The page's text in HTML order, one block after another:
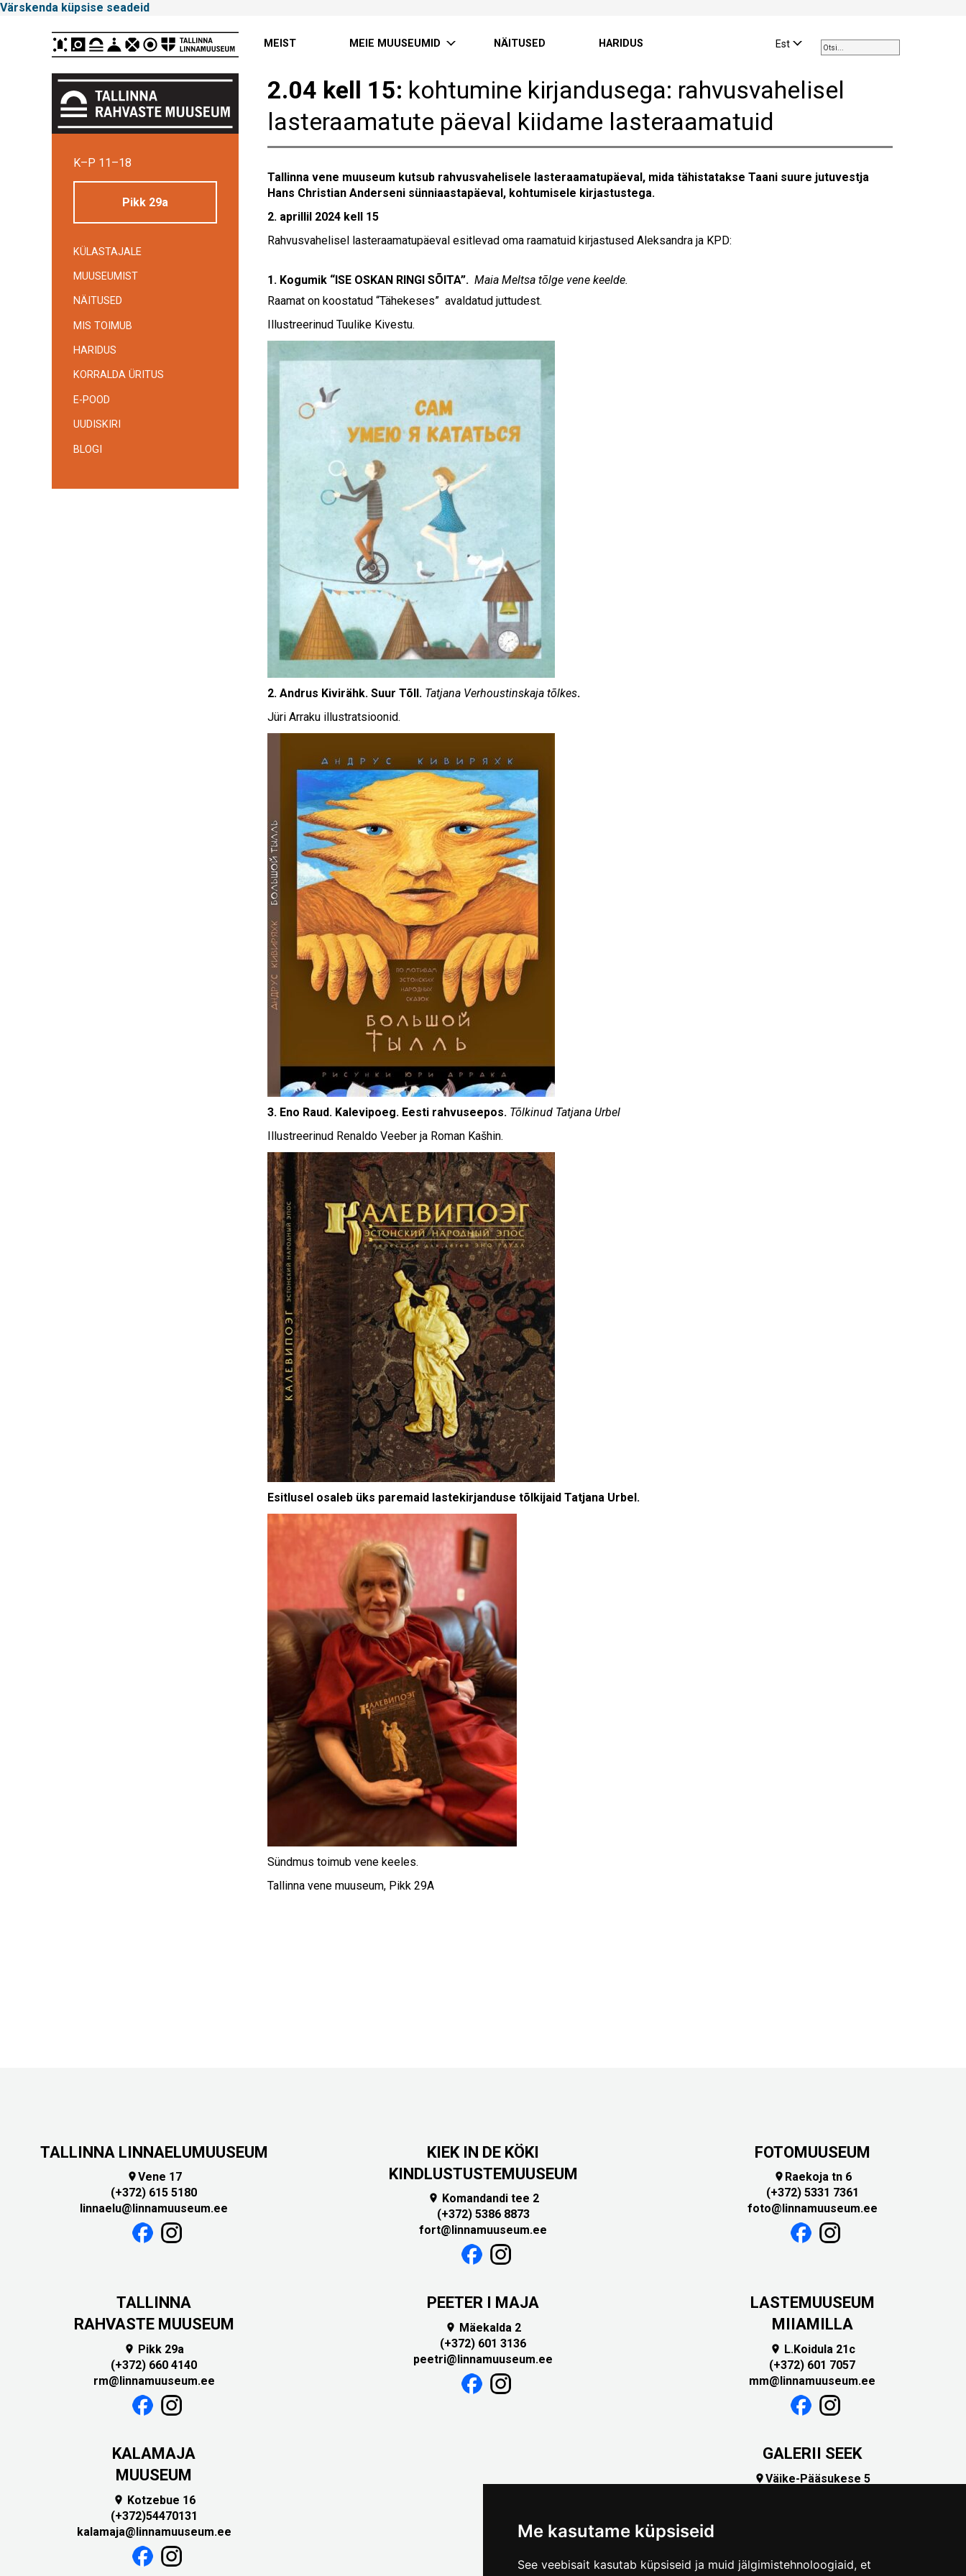
Me kasutame küpsiseid
See veebisait kasutab küpsiseid ja muid jälgimistehnoloogiaid, et
Värskenda küpsise seadeid
Linnamuuseum
the
up
a
Est
MEIST MEIE MUUSEUMID NÄITUSED HARIDUS
K–P 11–18
Pikk 29a
KÜLASTAJALE
MUUSEUMIST
NÄITUSED
MIS TOIMUB
HARIDUS
KORRALDA ÜRITUS
E-POOD
UUDISKIRI
BLOGI
2.04 kell 15: kohtumine kirjandusega: rahvusvahelisel
lasteraamatute päeval kiidame lasteraamatuid
Tallinna vene muuseum kutsub rahvusvahelisele lasteraamatupäeval, mida tähistatakse Taani suure jutuvestja
Hans Christian Anderseni sünniaastapäeval, kohtumisele kirjastustega.
2. aprillil 2024 kell 15
Rahvusvahelisel lasteraamatupäeval esitlevad oma raamatuid kirjastused Aleksandra ja KPD:
1. Kogumik “ISE OSKAN RINGI SÕITA”. Maia Meltsa tõlge vene keelde.
Raamat on koostatud “Tähekeses” avaldatud juttudest.
Illustreerinud Tuulike Kivestu.
2. Andrus Kivirähk. Suur Tõll. Tatjana Verhoustinskaja tõlkes.
Jüri Arraku illustratsioonid.
3. Eno Raud. Kalevipoeg. Eesti rahvuseepos. Tõlkinud Tatjana Urbel
Illustreerinud Renaldo Veeber ja Roman Kašhin.
Esitlusel osaleb üks paremaid lastekirjanduse tõlkijaid Tatjana Urbel.
Sündmus toimub vene keeles.
Tallinna vene muuseum, Pikk 29A
TALLINNA LINNAELUMUUSEUM
Vene 17
(+372) 615 5180
linnaelu@linnamuuseum.ee
KIEK IN DE KÖKI
KINDLUSTUSTEMUUSEUM

Komandandi tee 2
(+372) 5386 8873
fort@linnamuuseum.ee
FOTOMUUSEUM
 Raekoja tn 6
(+372) 5331 7361
foto@linnamuuseum.ee
TALLINNA
RAHVASTE MUUSEUM

Pikk 29a
(+372) 660 4140
rm@linnamuuseum.ee
PEETER I MAJA

Mäekalda 2
(+372) 601 3136
peetri@linnamuuseum.ee
LASTEMUUSEUM
MIIAMILLA

L.Koidula 21c
(+372) 601 7057
mm@linnamuuseum.ee
KALAMAJA
MUUSEUM
 Kotzebue 16
(+372)54470131
kalamaja@linnamuuseum.ee
GALERII SEEK
Väike-Pääsukese 5